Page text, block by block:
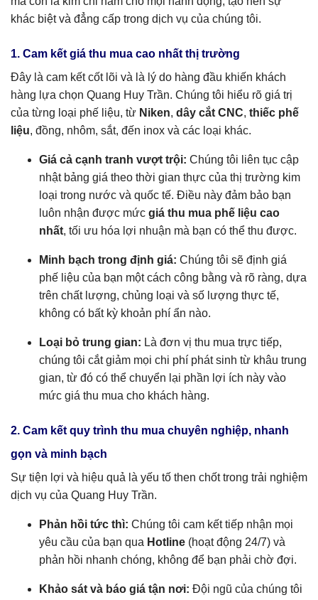
khác biệt và đẳng cấp trong dịch vụ của chúng tôi.
1. Cam kết giá thu mua cao nhất thị trường
Đây là cam kết cốt lõi và là lý do hàng đầu khiến khách
hàng lựa chọn Quang Huy Trần. Chúng tôi hiểu rõ giá trị
của từng loại phế liệu, từ Niken, dây cắt CNC, thiếc phế
liệu, đồng, nhôm, sắt, đến inox và các loại khác.
Giá cả cạnh tranh vượt trội: Chúng tôi liên tục cập
nhật bảng giá theo thời gian thực của thị trường kim
loại trong nước và quốc tế. Điều này đảm bảo bạn
luôn nhận được mức giá thu mua phế liệu cao
nhất, tối ưu hóa lợi nhuận mà bạn có thể thu được.
Minh bạch trong định giá: Chúng tôi sẽ định giá
phế liệu của bạn một cách công bằng và rõ ràng, dựa
trên chất lượng, chủng loại và số lượng thực tế,
không có bất kỳ khoản phí ẩn nào.
Loại bỏ trung gian: Là đơn vị thu mua trực tiếp,
chúng tôi cắt giảm mọi chi phí phát sinh từ khâu trung
gian, từ đó có thể chuyển lại phần lợi ích này vào
mức giá thu mua cho khách hàng.
2. Cam kết quy trình thu mua chuyên nghiệp, nhanh
gọn và minh bạch
Sự tiện lợi và hiệu quả là yếu tố then chốt trong trải nghiệm
dịch vụ của Quang Huy Trần.
Phản hồi tức thì: Chúng tôi cam kết tiếp nhận mọi
yêu cầu của bạn qua Hotline (hoạt động 24/7) và
phản hồi nhanh chóng, không để bạn phải chờ đợi.
Khảo sát và báo giá tận nơi: Đội ngũ của chúng tôi